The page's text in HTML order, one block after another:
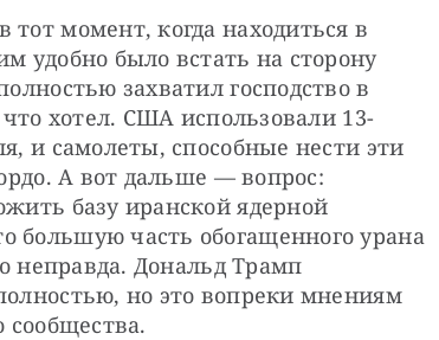
момент, когда находиться в
удобно было встать на сторону
захватил господство в
хотел. США использовали 13-
и самолеты, способные нести эти
А вот дальше — вопрос:
базу иранской ядерной
часть обогащенного урана
неправда. Дональд Трамп
но это вопреки мнениям
сообщества.